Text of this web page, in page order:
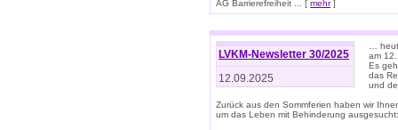
AG Barrierefreiheit ... [ mehr]
LVKM-Newsletter 30/2025
12.09.2025
…
am
Es
das
und
Zurück aus den Sommferien haben wir
um das Leben mit Behinderung ausgesucht: